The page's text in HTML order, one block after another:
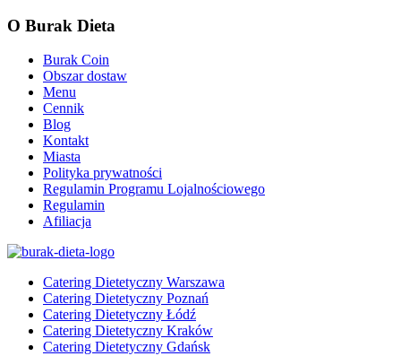
O Burak Dieta
Burak Coin
Obszar dostaw
Menu
Cennik
Blog
Kontakt
Miasta
Polityka prywatności
Regulamin Programu Lojalnościowego
Regulamin
Afiliacja
Catering Dietetyczny Warszawa
Catering Dietetyczny Poznań
Catering Dietetyczny Łódź
Catering Dietetyczny Kraków
Catering Dietetyczny Gdańsk